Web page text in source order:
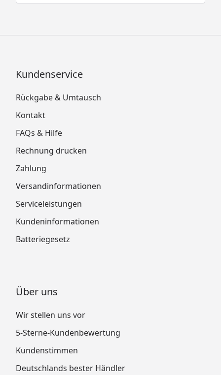
Ximax Carport Portoforte
Ximax Carport Portoforte Tandem Zusatz
Montageanleitung
Montagevorrichtung
Ximax Carport Portoforte Stützstange
Kundenservice
Rückgabe & Umtausch
Kontakt
FAQs & Hilfe
Rechnung drucken
Zahlung
Versandinformationen
Serviceleistungen
Kundeninformationen
Batteriegesetz
Über uns
Wir stellen uns vor
5-Sterne-Kundenbewertung
Kundenstimmen
Deutschlands bester Händler